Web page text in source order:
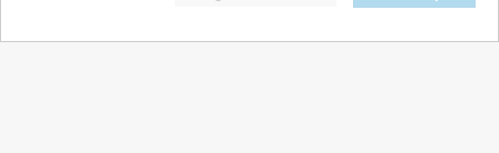
consommer avec modï¿½ration.